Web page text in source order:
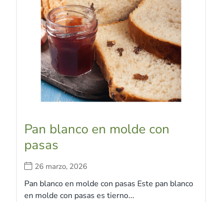
Pan blanco en molde con
pasas
26 marzo, 2026
Pan blanco en molde con pasas Este pan blanco
en molde con pasas es tierno...